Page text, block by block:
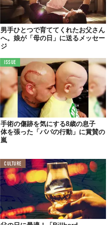
男手ひとつで育ててくれたお父さん
へ。娘が「母の日」に送るメッセー
ジ
ISSUE
手術の傷跡を気にする8歳の息子
体を張った「パパの行動」に賞賛の
嵐
CULTURE